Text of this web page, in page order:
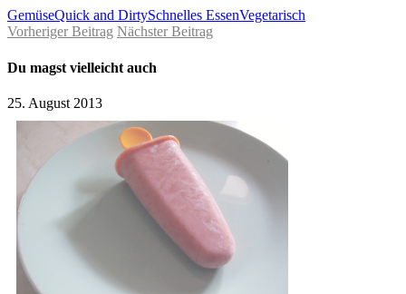
GemüseQuick and DirtySchnelles EssenVegetarisch
Vorheriger Beitrag Nächster Beitrag
Du magst vielleicht auch
25. August 2013